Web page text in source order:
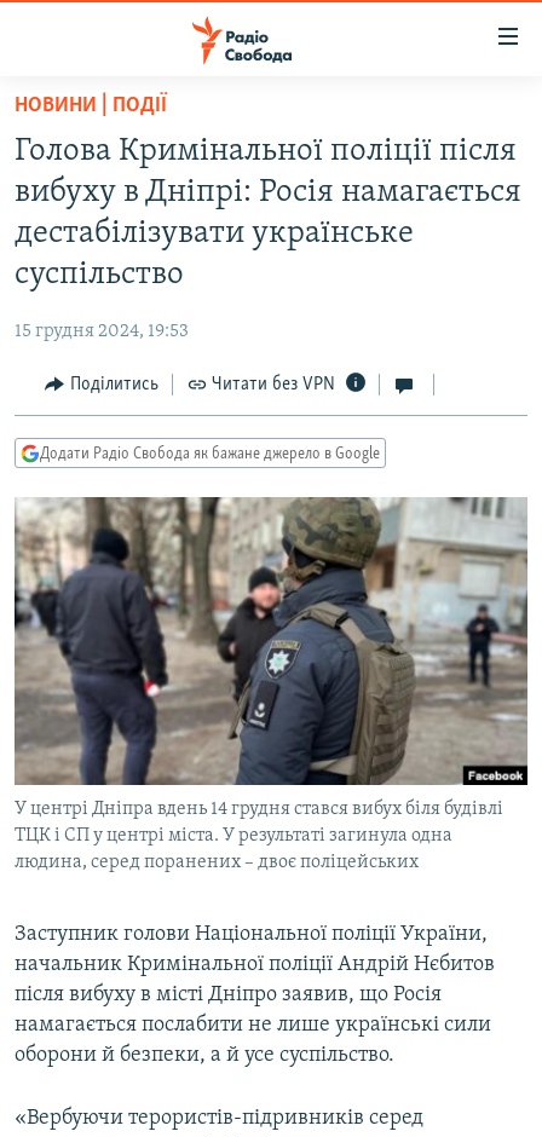
Перейти
основного
матеріалу
Перейти
до
основної
Перейти
пошуку
ВСЕ ЗА ДОБУ
СТАТТІ
ПОЛІТИКА
СУСПІЛЬСТВО
КУЛЬТУРА
СПОРТ
СВІТ
ДОНБАС.РЕАЛІЇ
КРИМ.РЕАЛІЇ
ТИ ЯК?
КИТАЙ.ВИКЛИКИ
МУЛЬТИМЕДІА
ФОТО
СПЕЦПРОЄКТИ
ПОДКАСТИ
КРИМ РЕАЛІЇ
РУС
УКР
КТАТ
ДОЛУЧАЙСЯ!
Усі сайти RFE/RL
НОВИНИ | ПОДІЇ
Голова Кримінальної поліції після
вибуху в Дніпрі: Росія намагається
дестабілізувати українське
суспільство
15 грудня 2024, 19:53
Поділитись Читати без VPN
Додати Радіо Свобода як бажане джерело в Google
У центрі Дніпра вдень 14 грудня стався вибух біля будівлі
ТЦК і СП у центрі міста. У результаті загинула одна
людина, серед поранених – двоє поліцейських
Заступник голови Національної поліції України,
начальник Кримінальної поліції Андрій Нєбитов
після вибуху в місті Дніпро заявив, що Росія
намагається послабити не лише українські сили
оборони й безпеки, а й усе суспільство.
«Вербуючи терористів-підривників серед